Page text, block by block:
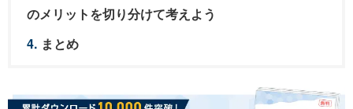
のメリットを切り分けて考えよう
まとめ